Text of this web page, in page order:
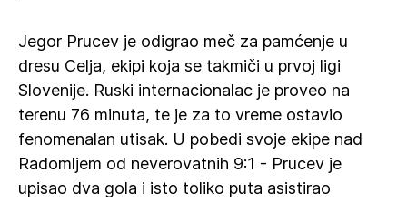
Jegor Prucev je odigrao meč za pamćenje u
dresu Celja, ekipi koja se takmiči u prvoj ligi
Slovenije. Ruski internacionalac je proveo na
terenu 76 minuta, te je za to vreme ostavio
fenomenalan utisak. U pobedi svoje ekipe nad
Radomljem od neverovatnih 9:1 - Prucev je
upisao dva gola i isto toliko puta asistirao